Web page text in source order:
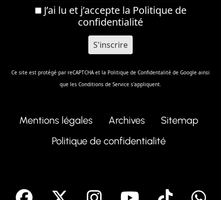
J’ai lu et j’accepte la Politique de
confidentialité
Ce site est protégé par reCAPTCHA et la Politique de Confidentalité de Google ainsi
que les Conditions de Service s'appliquent.
Mentions légales Archives
Sitemap
Politique de confidentialité
facebook Instagram
Youtube
Tik